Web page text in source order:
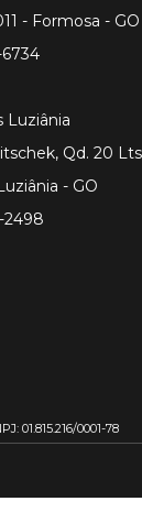
- Formosa - GO
6734
Luziânia
Qd. 20
- GO
2498
01.815.216/0001-78